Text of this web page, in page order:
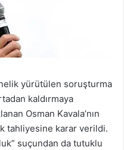
yürütülen soruşturma
kaldırmaya
Osman Kavala’nın
tahliyesine karar verildi.
suçundan da tutuklu